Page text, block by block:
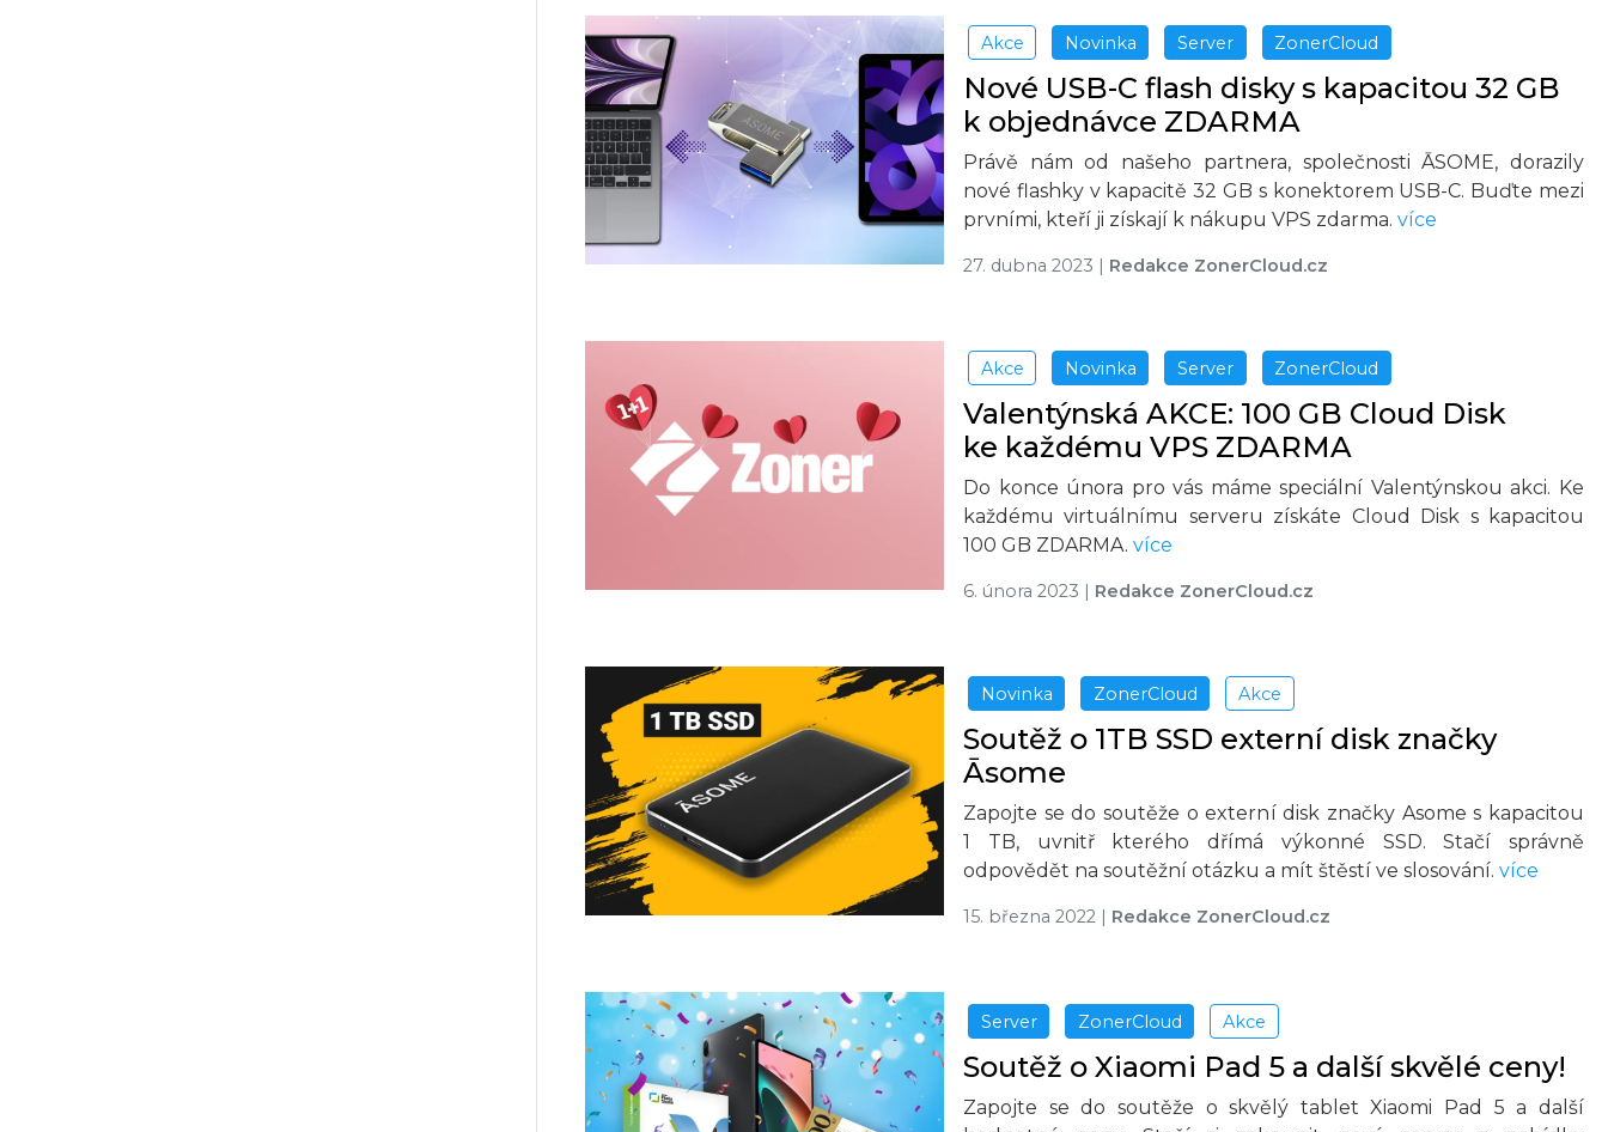
Akce Novinka Server ZonerCloud
Nové USB-C flash disky s kapacitou 32 GB
k objednávce ZDARMA
Právě nám od našeho partnera, společnosti ĀSOME, dorazily
nové flashky v kapacitě 32 GB s konektorem USB-C. Buďte mezi
prvními, kteří ji získají k nákupu VPS zdarma. více
27. dubna 2023 | Redakce ZonerCloud.cz
Akce Novinka Server ZonerCloud
Valentýnská AKCE: 100 GB Cloud Disk
ke každému VPS ZDARMA
Do konce února pro vás máme speciální Valentýnskou akci. Ke
každému virtuálnímu serveru získáte Cloud Disk s kapacitou
100 GB ZDARMA. více
6. února 2023 | Redakce ZonerCloud.cz
Novinka ZonerCloud Akce
Soutěž o 1TB SSD externí disk značky
Āsome
Zapojte se do soutěže o externí disk značky Asome s kapacitou
1 TB, uvnitř kterého dřímá výkonné SSD. Stačí správně
odpovědět na soutěžní otázku a mít štěstí ve slosování. více
15. března 2022 | Redakce ZonerCloud.cz
Server ZonerCloud Akce
Soutěž o Xiaomi Pad 5 a další skvělé ceny!
Zapojte se do soutěže o skvělý tablet Xiaomi Pad 5 a další